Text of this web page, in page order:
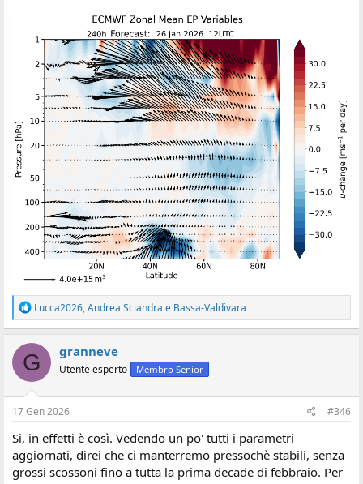
R
e
a
z
i
o
n
i
:
Lucca2026,Andrea Sciandra e Bassa-Valdivara
G granneve
Utente esperto Membro Senior
17 Gen 2026 #346
Si, in effetti è così. Vedendo un po' tutti i parametri
aggiornati, direi che ci manterremo pressochè stabili, senza
grossi scossoni fino a tutta la prima decade di febbraio. Per